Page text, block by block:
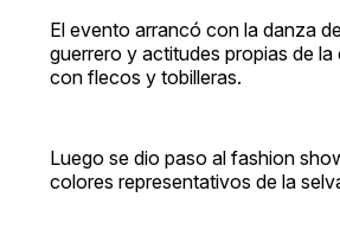
El evento arrancó con la danza
guerrero y actitudes propias de
con flecos y tobilleras.
Luego se dio paso al fashion
colores representativos de la